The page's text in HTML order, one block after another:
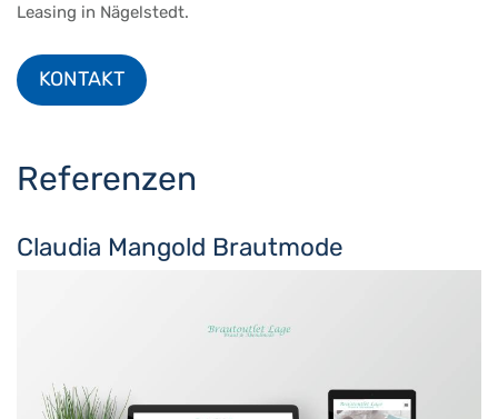
Leasing in Nägelstedt.
KONTAKT
Referenzen
Claudia Mangold Brautmode